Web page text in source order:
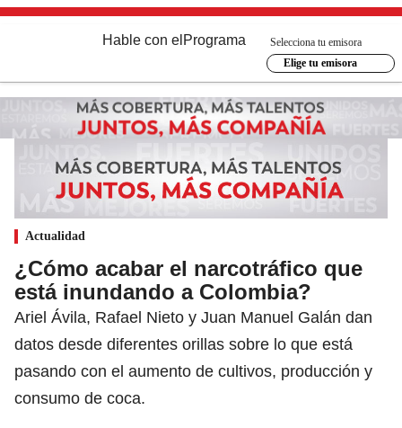
Hable con el Programa
Selecciona tu emisora
Elige tu emisora
Actualidad
¿Cómo acabar el narcotráfico que
está inundando a Colombia?
Ariel Ávila, Rafael Nieto y Juan Manuel Galán dan
datos desde diferentes orillas sobre lo que está
pasando con el aumento de cultivos, producción y
consumo de coca.